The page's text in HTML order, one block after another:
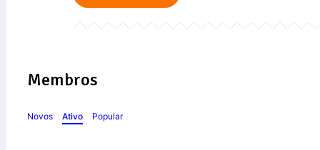
Membros
Novos Ativo Popular